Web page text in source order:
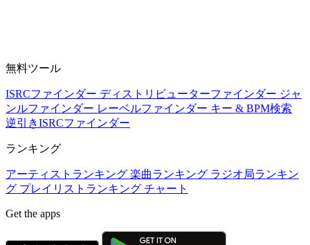
無料ツール
ISRCファインダー ディストリビューターファインダー ジャ
ンルファインダー レーベルファインダー キー & BPM検索
逆引きISRCファインダー
ランキング
アーティストランキング 楽曲ランキング ラジオ局ランキン
グ プレイリストランキング チャート
Get the apps